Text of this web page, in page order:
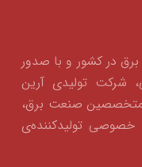
برق در کشور و با صدور
شرکت تولیدی آرین
متخصصین صنعت برق،
شرکت خصوصی تولیدکننده‌ی